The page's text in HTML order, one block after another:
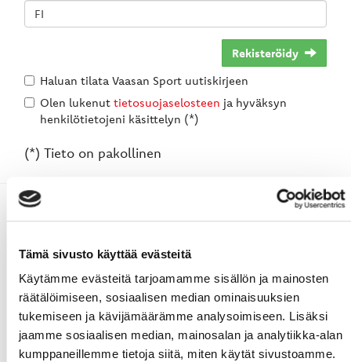
Tämä sivusto käyttää evästeitä
Käytämme evästeitä tarjoamamme sisällön ja mainosten
räätälöimiseen, sosiaalisen median ominaisuuksien
tukemiseen ja kävijämäärämme analysoimiseen. Lisäksi
jaamme sosiaalisen median, mainosalan ja analytiikka-alan
kumppaneillemme tietoja siitä, miten käytät sivustoamme.
Rekisteröidy
Haluan tilata Vaasan Sport uutiskirjeen
Olen lukenut tietosuojaselosteen ja hyväksyn
henkilötietojeni käsittelyn (*)
(*) Tieto on pakollinen